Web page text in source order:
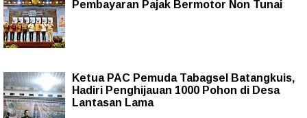
Pembayaran Pajak Bermotor Non Tunai
Ketua PAC Pemuda Tabagsel Batangkuis,
Hadiri Penghijauan 1000 Pohon di Desa
Lantasan Lama